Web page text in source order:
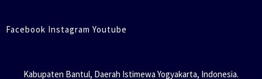
Facebook Instagram Youtube
Kabupaten Bantul, Daerah Istimewa Yogyakarta, Indonesia.